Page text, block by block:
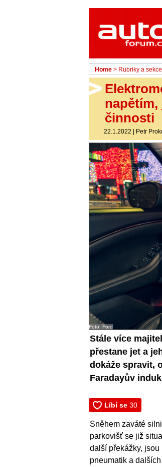
Home > Rubriky a sekce
napětím,
činnosti
22.1.2022 | Petr
Foto: Ford
Stále více
přestane jet a
dokáže spravit,
Faradayův
Sněhem zaváté
parkovišť se již
další překážky,
pneumatik a